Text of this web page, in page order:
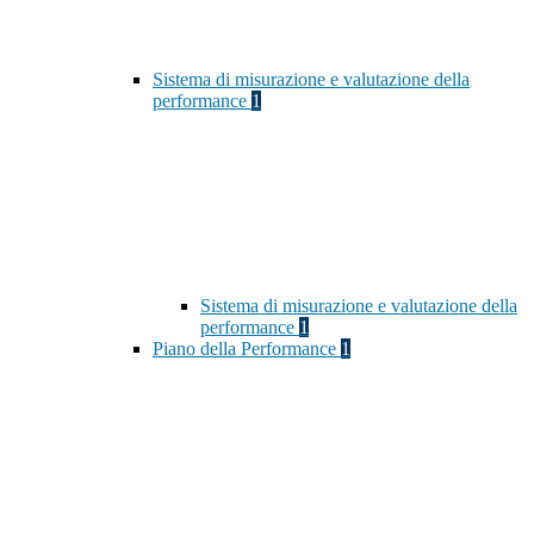
Sistema di misurazione e valutazione della
performance 1
Sistema di misurazione e valutazione della
performance 1
Piano della Performance 1